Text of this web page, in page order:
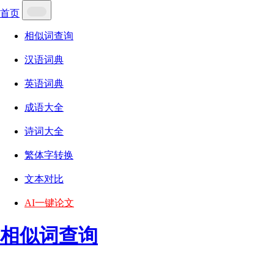
首页
相似词查询
汉语词典
英语词典
成语大全
诗词大全
繁体字转换
文本对比
AI一键论文
相似词查询